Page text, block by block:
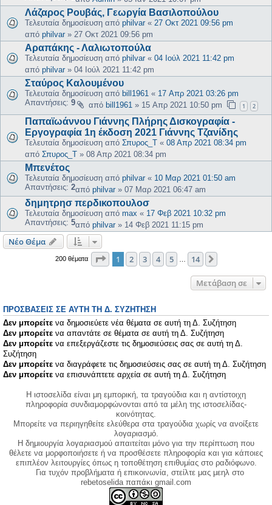
Λάζαρος Ρουβάς, Γεωργία Βασιλοπούλου
Τελευταία δημοσίευση από philvar « 27 Οκτ 2021 09:56 pm
από philvar » 27 Οκτ 2021 09:56 pm
Αραπάκης - Λαλιωτοπούλα
Τελευταία δημοσίευση από philvar « 04 Ιούλ 2021 11:42 pm
από philvar » 04 Ιούλ 2021 11:42 pm
Σταύρος Καλουμένου
Τελευταία δημοσίευση από bill1961 « 17 Απρ 2021 03:26 pm
Απαντήσεις: 9 από bill1961 » 15 Απρ 2021 10:50 pm 1 2
Παπαϊωάννου Γιάννης Πλήρης Δισκογραφία -
Εργογραφία 1η έκδοση 2021 Γιάννης Τζανίδης
Τελευταία δημοσίευση από Σπυρος_Τ « 08 Απρ 2021 08:34 pm
από Σπυρος_Τ » 08 Απρ 2021 08:34 pm
Μπενέτος
Τελευταία δημοσίευση από philvar « 10 Μαρ 2021 01:50 am
Απαντήσεις: 2από philvar » 07 Μαρ 2021 06:47 am
δημητρησ περδικοπουλοσ
Τελευταία δημοσίευση από max « 17 Φεβ 2021 10:32 pm
Απαντήσεις: 5από philvar » 14 Φεβ 2021 11:15 pm
Νέο Θέμα
200 θέματα Σελίδα από14
1 2 3 4 5 14
Μετάβαση σε
ΠΡΟΣΒΆΣΕΙΣ ΣΕ ΑΥΤΉ ΤΗ Δ. ΣΥΖΉΤΗΣΗ
Δεν μπορείτε να δημοσιεύετε νέα θέματα σε αυτή τη Δ. Συζήτηση
Δεν μπορείτε να απαντάτε σε θέματα σε αυτή τη Δ. Συζήτηση
Δεν μπορείτε να επεξεργάζεστε τις δημοσιεύσεις σας σε αυτή τη Δ.
Συζήτηση
Δεν μπορείτε να διαγράφετε τις δημοσιεύσεις σας σε αυτή τη Δ. Συζήτηση
Δεν μπορείτε να επισυνάπτετε αρχεία σε αυτή τη Δ. Συζήτηση
Η ιστοσελίδα είναι μη εμπορική, τα τραγούδια και η αντίστοιχη
πληροφορία συνδιαμορφώνονται από τα μέλη της ιστοσελίδας-
κοινότητας.
Μπορείτε να περιηγηθείτε ελεύθερα στα τραγούδια χωρίς να ανοίξετε
λογαριασμό.
Η δημιουργία λογαριασμού απαιτείται μόνο για την περίπτωση που
θέλετε να μορφοποιήσετε ή να προσθέσετε πληροφορία και για κάποιες
επιπλέον λειτουργίες όπως η τοποθέτηση επιθυμίας στο ραδιόφωνο.
Για τυχόν προβλήματα ή επικοινωνία, στείλτε μας μεηλ στο
rebetoselida παπάκι gmail.com